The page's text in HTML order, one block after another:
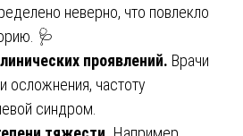
неверно, что повлекло
🩺
проявлений. Врачи
осложнения, частоту
синдром.